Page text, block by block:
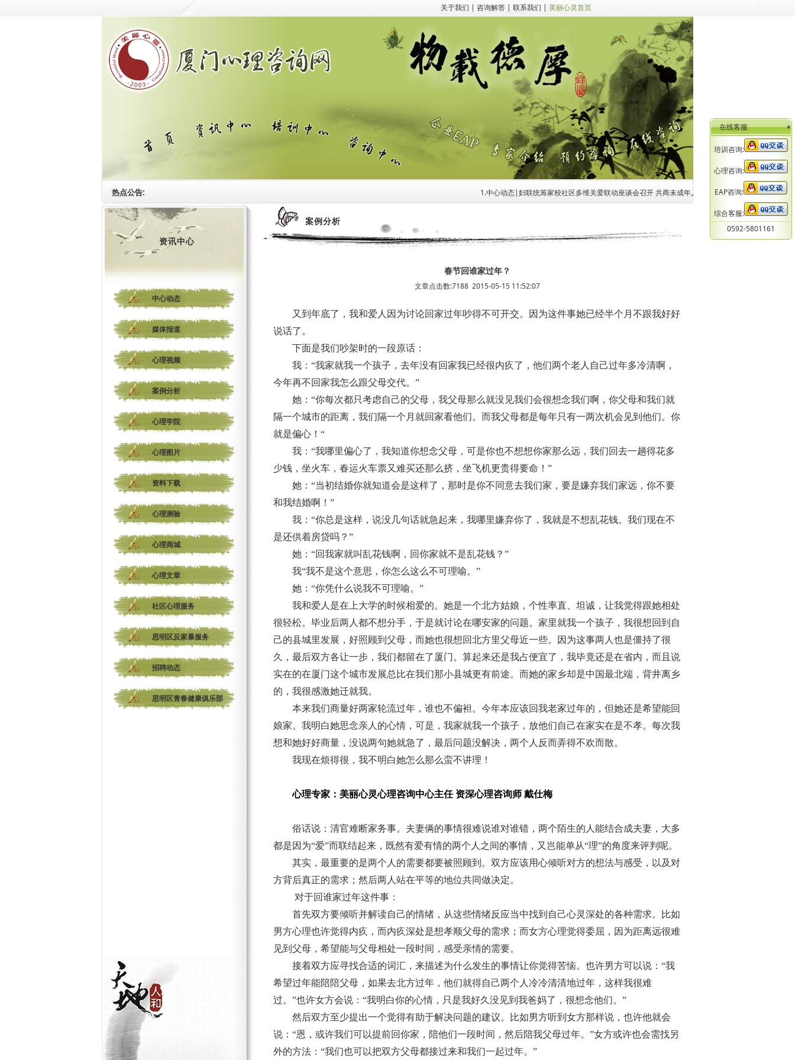
关于我们 | 咨询解答 | 联系我们 | 美丽心灵首页
热点公告: 1.中心动态|妇联统筹家校社区多维关爱联动座谈会召开 共商未成年人心理健康家校社医协同新路径2.中
资讯中心
中心动态
媒体报道
心理视频
案例分析
心理学院
心理图片
资料下载
心理测验
心理商城
心理文章
社区心理服务
思明区反家暴服务
招聘动态
思明区青春健康俱乐部
案例分析
春节回谁家过年？
文章点击数:7188 2015-05-15 11:52:07
又到年底了，我和爱人因为讨论回家过年吵得不可开交。因为这件事她已经半个月不跟我好好
说话了。
下面是我们吵架时的一段原话：
我：“我家就我一个孩子，去年没有回家我已经很内疚了，他们两个老人自己过年多冷清啊，
今年再不回家我怎么跟父母交代。”
她：“你每次都只考虑自己的父母，我父母那么就没见我们会很想念我们啊，你父母和我们就
隔一个城市的距离，我们隔一个月就回家看他们。而我父母都是每年只有一两次机会见到他们。你
就是偏心！“
我：“我哪里偏心了，我知道你想念父母，可是你也不想想你家那么远，我们回去一趟得花多
少钱，坐火车，春运火车票又难买还那么挤，坐飞机更贵得要命！”
她：“当初结婚你就知道会是这样了，那时是你不同意去我们家，要是嫌弃我们家远，你不要
和我结婚啊！”
我：“你总是这样，说没几句话就急起来，我哪里嫌弃你了，我就是不想乱花钱。我们现在不
是还供着房贷吗？”
她：“回我家就叫乱花钱啊，回你家就不是乱花钱？”
我“我不是这个意思，你怎么这么不可理喻。”
她：“你凭什么说我不可理喻。”
我和爱人是在上大学的时候相爱的。她是一个北方姑娘，个性率直、坦诚，让我觉得跟她相处
很轻松。毕业后两人都不想分手，于是就讨论在哪安家的问题。家里就我一个孩子，我很想回到自
己的县城里发展，好照顾到父母，而她也很想回北方里父母近一些。因为这事两人也是僵持了很
久，最后双方各让一步，我们都留在了厦门。算起来还是我占便宜了，我毕竟还是在省内，而且说
实在的在厦门这个城市发展总比在我们那小县城更有前途。而她的家乡却是中国最北端，背井离乡
的，我很感激她迁就我。
本来我们商量好两家轮流过年，谁也不偏袒。今年本应该回我老家过年的，但她还是希望能回
娘家。我明白她思念亲人的心情，可是，我家就我一个孩子，放他们自己在家实在是不孝。每次我
想和她好好商量，没说两句她就急了，最后问题没解决，两个人反而弄得不欢而散。
我现在烦得很，我不明白她怎么那么蛮不讲理！
心理专家：美丽心灵心理咨询中心主任 资深心理咨询师 戴仕梅
俗话说：清官难断家务事。夫妻俩的事情很难说谁对谁错，两个陌生的人能结合成夫妻，大多
都是因为“爱”而联结起来，既然有爱有情的两个人之间的事情，又岂能单从“理”的角度来评判呢。
其实，最重要的是两个人的需要都要被照顾到。双方应该用心倾听对方的想法与感受，以及对
方背后真正的需求；然后两人站在平等的地位共同做决定。
对于回谁家过年这件事：
首先双方要倾听并解读自己的情绪，从这些情绪反应当中找到自己心灵深处的各种需求。比如
男方心理也许觉得内疚，而内疚深处是想孝顺父母的需求；而女方心理觉得委屈，因为距离远很难
见到父母，希望能与父母相处一段时间，感受亲情的需要。
接着双方应寻找合适的词汇，来描述为什么发生的事情让你觉得苦恼。也许男方可以说：“我
希望过年能陪陪父母，如果去北方过年，他们就得自己两个人冷冷清清地过年，这样我很难
过。”也许女方会说：“我明白你的心情，只是我好久没见到我爸妈了，很想念他们。”
然后双方至少提出一个觉得有助于解决问题的建议。比如男方听到女方那样说，也许他就会
说：“恩，或许我们可以提前回你家，陪他们一段时间，然后陪我父母过年。”女方或许也会需找另
外的方法：“我们也可以把双方父母都接过来和我们一起过年。”
在线客服 ×
培训咨询:
心理咨询:
EAP咨询:
综合客服:
0592-5801161